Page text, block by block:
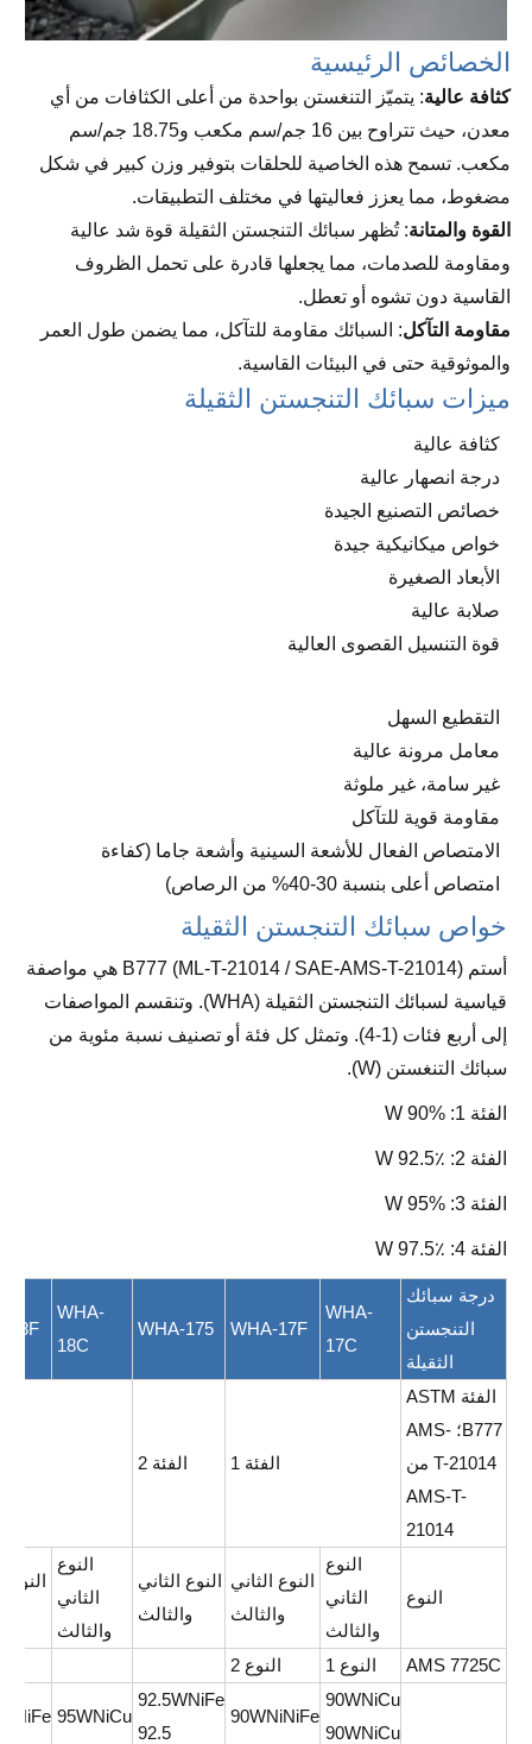
الخصائص الرئيسية
كثافة عالية: يتميّز التنغستن بواحدة من أعلى الكثافات من أي
معدن، حيث تتراوح بين 16 جم/سم مكعب و18.75 جم/سم
مكعب. تسمح هذه الخاصية للحلقات بتوفير وزن كبير في شكل
مضغوط، مما يعزز فعاليتها في مختلف التطبيقات.
القوة والمتانة: تُظهر سبائك التنجستن الثقيلة قوة شد عالية
ومقاومة للصدمات، مما يجعلها قادرة على تحمل الظروف
القاسية دون تشوه أو تعطل.
مقاومة التآكل: السبائك مقاومة للتآكل، مما يضمن طول العمر
والموثوقية حتى في البيئات القاسية.
ميزات سبائك التنجستن الثقيلة
كثافة عالية
درجة انصهار عالية
خصائص التصنيع الجيدة
خواص ميكانيكية جيدة
الأبعاد الصغيرة
صلابة عالية
قوة التنسيل القصوى العالية
التقطيع السهل
معامل مرونة عالية
غير سامة، غير ملوثة
مقاومة قوية للتآكل
الامتصاص الفعال للأشعة السينية وأشعة جاما (كفاءة
امتصاص أعلى بنسبة 30-40% من الرصاص)
خواص سبائك التنجستن الثقيلة
أستم B777 (ML-T-21014 / SAE-AMS-T-21014)
هي مواصفة
قياسية لسبائك التنجستن الثقيلة (WHA). وتنقسم المواصفات
إلى أربع فئات (1-4). وتمثل كل فئة أو تصنيف نسبة مئوية من
سبائك التنغستن (W).
الفئة 1: W 90%
الفئة 2: W 92.5٪
الفئة 3: W 95%
الفئة 4: W 97.5٪
درجة سبائك
التنجستن
الثقيلة
WHA-
17C
WHA-17F
WHA-175
WHA-
18C
18F
الفئة ASTM
B777؛ AMS-
T-21014 من
AMS-T-
21014
الفئة 1 الفئة 2
النوع
النوع
الثاني
والثالث
النوع الثاني
والثالث
النوع الثاني
والثالث
النوع
الثاني
والثالث
النوع
AMS 7725C النوع 1 النوع 2
90WNiCu
90WNiCu
90WNiNiFe
92.5WNiFe
92.5
95WNiCu